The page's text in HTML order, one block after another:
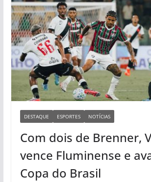
DESTAQUE ESPORTES NOTÍCIAS
Com dois de Brenner,
vence Fluminense e
Copa do Brasil